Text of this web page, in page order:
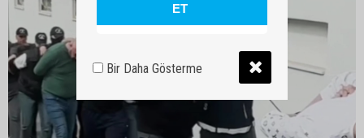
ET
Bir Daha Gösterme